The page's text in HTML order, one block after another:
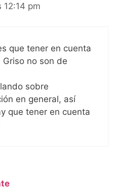
pm
que tener en cuenta
no son de
sobre
en general, así
que tener en cuenta